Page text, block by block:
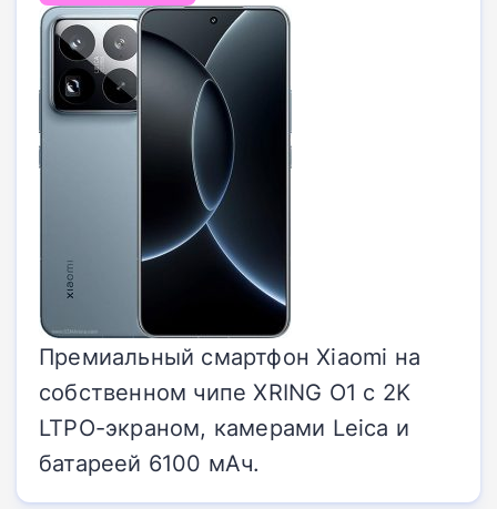
Премиальный смартфон Xiaomi на
собственном чипе XRING O1 с 2K
LTPO-экраном, камерами Leica и
батареей 6100 мАч.